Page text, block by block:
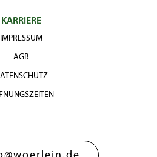
KARRIERE
IMPRESSUM
AGB